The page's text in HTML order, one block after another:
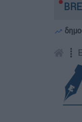
τον θάνατο
┋